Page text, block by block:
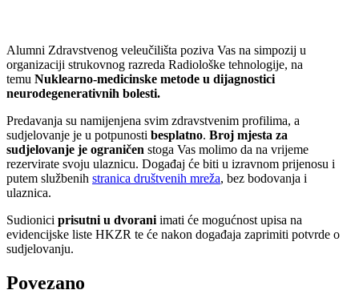
Alumni Zdravstvenog veleučilišta poziva Vas na simpozij u
organizaciji strukovnog razreda Radiološke tehnologije, na
temu Nuklearno-medicinske metode u dijagnostici
neurodegenerativnih bolesti.
Predavanja su namijenjena svim zdravstvenim profilima, a
sudjelovanje je u potpunosti besplatno. Broj mjesta za
sudjelovanje je ograničen stoga Vas molimo da na vrijeme
rezervirate svoju ulaznicu. Događaj će biti u izravnom prijenosu i
putem službenih stranica društvenih mreža, bez bodovanja i
ulaznica.
Sudionici prisutni u dvorani imati će mogućnost upisa na
evidencijske liste HKZR te će nakon događaja zaprimiti potvrde o
sudjelovanju.
Povezano